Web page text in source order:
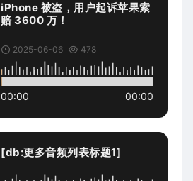
iPhone 被盗，用户起诉苹果索
赔 3600 万！
2025-06-06 478
00:00 00:00
[db:更多音频列表标题1]